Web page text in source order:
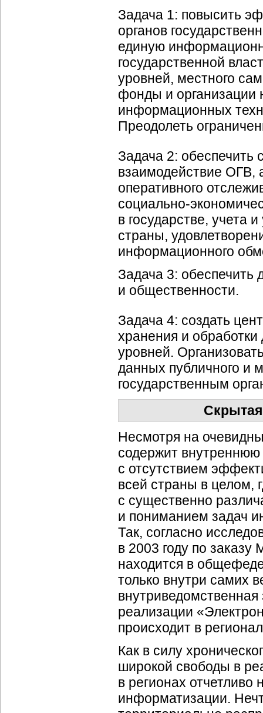
Задача 1: повысить
органов
единую
государственной
уровней, местного
фонды и организации
информационных
Преодолеть
Задача 2: обеспечить
взаимодействие ОГВ,
оперативного
социально-
в государстве, учета
страны,
информационного
Задача 3:
и общественности.
Задача 4: создать
хранения и
уровней.
данных публичного и
государственным
Скрытая
Несмотря на
содержит внутреннюю
с отсутствием
всей страны в целом,
с существенно
и пониманием задач
Так, согласно
в 2003 году по
находится в
только внутри самих
реализации
происходит в
Как в силу
широкой свободы в
в регионах отчетливо
информатизации.